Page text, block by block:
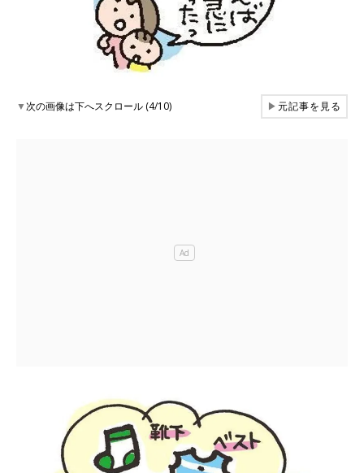
▼次の画像は下へスクロール (4/10) ▶元記事を見る